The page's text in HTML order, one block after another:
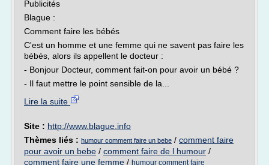
Publicités
Blague :
Comment faire les bébés
C'est un homme et une femme qui ne savent pas faire les
bébés, alors ils appellent le docteur :
- Bonjour Docteur, comment fait-on pour avoir un bébé ?
- Il faut mettre le point sensible de la...
Lire la suite
Site : http://www.blague.info
Thèmes liés : humour comment faire un bebe / comment faire
pour avoir un bebe / comment faire de l humour /
comment faire une femme / humour comment faire